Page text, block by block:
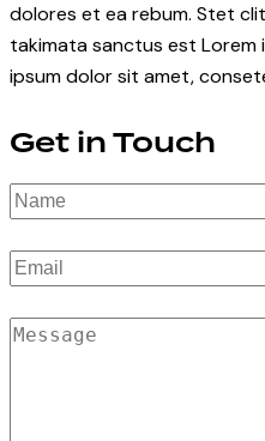
dolores et ea rebum. Stet
takimata sanctus est Lorem
ipsum dolor sit amet,
Get in Touch